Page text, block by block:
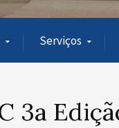
Serviços
3a